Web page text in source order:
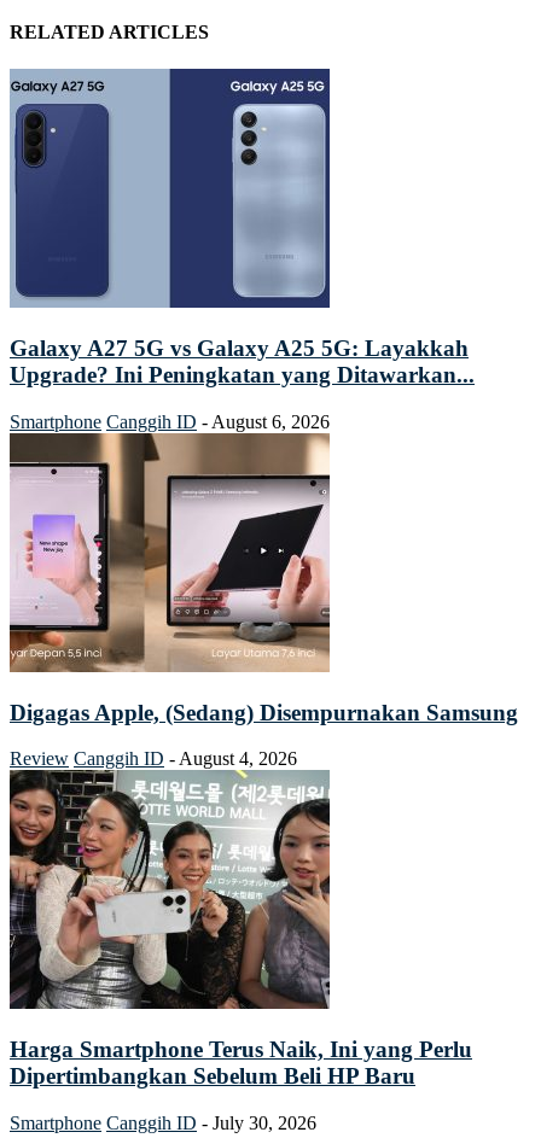
RELATED ARTICLES
Galaxy A27 5G vs Galaxy A25 5G: Layakkah
Upgrade? Ini Peningkatan yang Ditawarkan...
Smartphone Canggih ID - August 6, 2026
Digagas Apple, (Sedang) Disempurnakan Samsung
Review Canggih ID - August 4, 2026
Harga Smartphone Terus Naik, Ini yang Perlu
Dipertimbangkan Sebelum Beli HP Baru
Smartphone Canggih ID - July 30, 2026